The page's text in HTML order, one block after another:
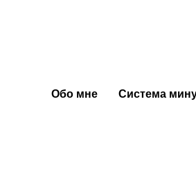
Обо мне Система